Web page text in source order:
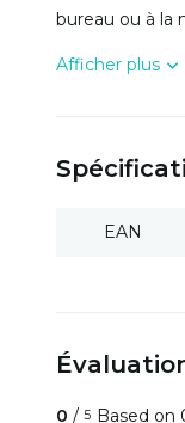
bureau ou à la
Afficher plus
EAN
0 / 5 Based on